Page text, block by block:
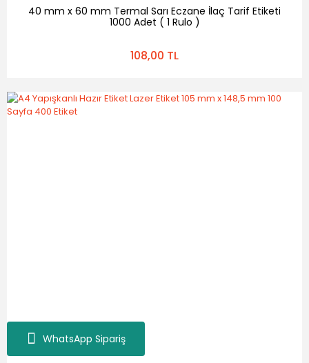
WhatsApp Sipariş
40 mm x 60 mm Termal Sarı Eczane İlaç Tarif Etiketi
1000 Adet ( 1 Rulo )
108,00 TL